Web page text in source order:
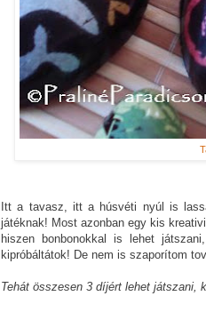
Itt a tavasz, itt a húsvéti nyúl is
játéknak! Most azonban egy kis
hiszen bonbonokkal is lehet
kipróbáltátok! De nem is szaporítom
Tehát összesen 3 díjért lehet játszani,